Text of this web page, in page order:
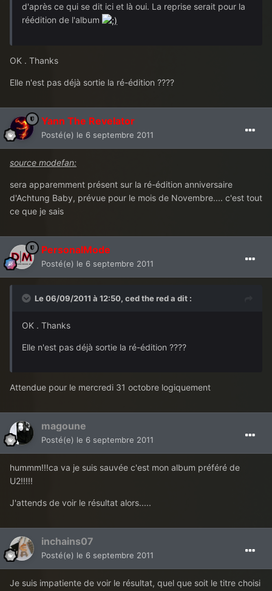
d'après ce qui se dit ici et là oui. La reprise serait pour la
réédition de l'album
OK . Thanks
Elle n'est pas déjà sortie la ré-édition ????
Yann The Revelator
Posté(e) le 6 septembre 2011
source modefan:
sera apparemment présent sur la ré-édition anniversaire
d'Achtung Baby, prévue pour le mois de Novembre.... c'est tout
ce que je sais
PersonalMode
Posté(e) le 6 septembre 2011
Le 06/09/2011 à 12:50, ced the red a dit :
OK . Thanks
Elle n'est pas déjà sortie la ré-édition ????
Attendue pour le mercredi 31 octobre logiquement
magoune
Posté(e) le 6 septembre 2011
hummm!!!ca va je suis sauvée c'est mon album préféré de
U2!!!!!
J'attends de voir le résultat alors.....
inchains07
Posté(e) le 6 septembre 2011
Je suis impatiente de voir le résultat, quel que soit le titre choisi